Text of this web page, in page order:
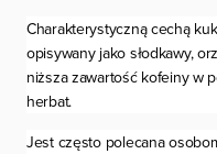
Charakterystyczną cechą
opisywany jako słodkawy,
niższa zawartość kofeiny w
herbat.
Jest często polecana